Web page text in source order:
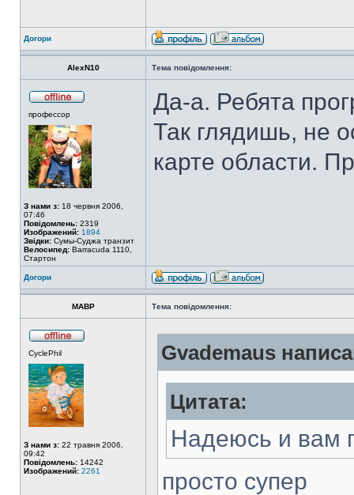
Догори
AlexN10 Тема повідомлення:
профессор
З нами з: 18 червня 2006,
07:46
Повідомлень: 2319
Изображений: 1894
Звідки: Сумы-Суджа транзит
Велосипед: Barracuda 1110,
Стартон
Да-а. Ребята
Так глядишь, не
карте области.
Догори
MABP Тема повідомлення:
CyclePhil
З нами з: 22 травня 2006,
09:42
Повідомлень: 14242
Изображений: 2261
Gvademaus
Цитата:
Надеюсь и вам
просто супер